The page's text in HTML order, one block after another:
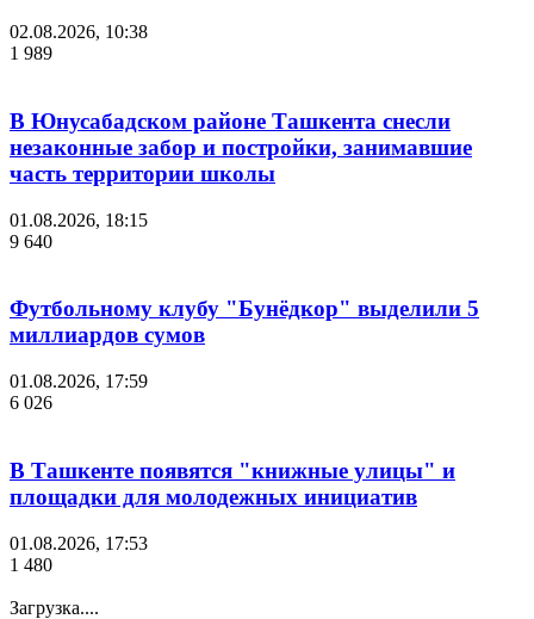
02.08.2026, 10:38
1 989
В Юнусабадском районе Ташкента снесли
незаконные забор и постройки, занимавшие
часть территории школы
01.08.2026, 18:15
9 640
Футбольному клубу "Бунёдкор" выделили 5
миллиардов сумов
01.08.2026, 17:59
6 026
В Ташкенте появятся "книжные улицы" и
площадки для молодежных инициатив
01.08.2026, 17:53
1 480
Загрузка....